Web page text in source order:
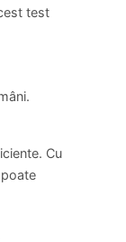
test
Cu